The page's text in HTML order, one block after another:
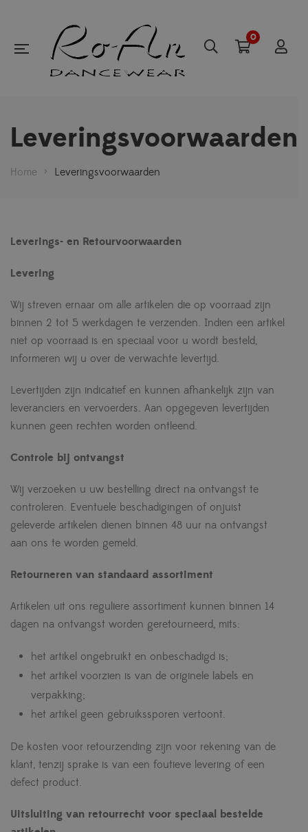
0
Leveringsvoorwaarden
Home > Leveringsvoorwaarden
Leverings- en Retourvoorwaarden
Levering
Wij streven ernaar om alle artikelen die op voorraad zijn
binnen 2 tot 5 werkdagen te verzenden. Indien een artikel
niet op voorraad is en speciaal voor u wordt besteld,
informeren wij u over de verwachte levertijd.
Levertijden zijn indicatief en kunnen afhankelijk zijn van
leveranciers en vervoerders. Aan opgegeven levertijden
kunnen geen rechten worden ontleend.
Controle bij ontvangst
Wij verzoeken u uw bestelling direct na ontvangst te
controleren. Eventuele beschadigingen of onjuist
geleverde artikelen dienen binnen 48 uur na ontvangst
aan ons te worden gemeld.
Retourneren van standaard assortiment
Artikelen uit ons reguliere assortiment kunnen binnen 14
dagen na ontvangst worden geretourneerd, mits:
het artikel ongebruikt en onbeschadigd is;
het artikel voorzien is van de originele labels en
verpakking;
het artikel geen gebruikssporen vertoont.
De kosten voor retourzending zijn voor rekening van de
klant, tenzij sprake is van een foutieve levering of een
defect product.
Uitsluiting van retourrecht voor speciaal bestelde